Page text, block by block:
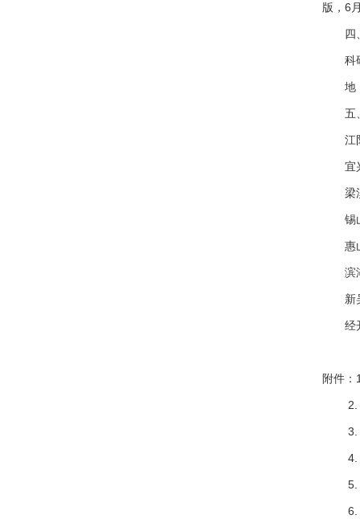
版，6
四、
科研
地 址
五、
江阴
宜兴
梁溪
锡山
惠山
滨湖
新
经开
附件：
2. 企
3. 已
4. 技
5.
6. 申